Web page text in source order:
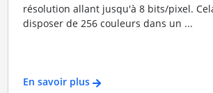
résolution allant jusqu'à 8 bits/pixel.
disposer de 256 couleurs dans un ...
En savoir plus